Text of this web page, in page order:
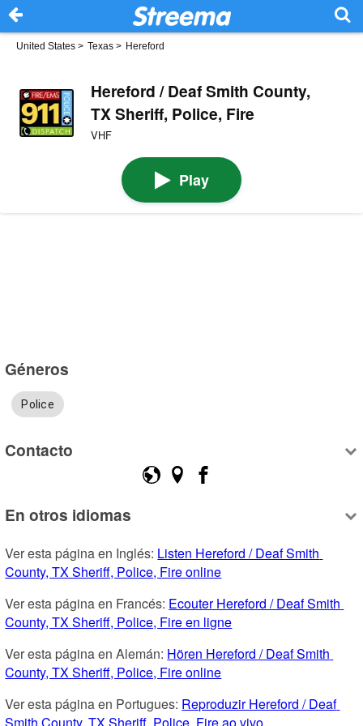
United States > Texas > Hereford
Hereford / Deaf Smith County,
TX Sheriff, Police, Fire
VHF
Play
Géneros
Police
Contacto
En otros idiomas
Ver esta página en Inglés: Listen Hereford / Deaf Smith
County, TX Sheriff, Police, Fire online
Ver esta página en Francés: Ecouter Hereford / Deaf Smith
County, TX Sheriff, Police, Fire en ligne
Ver esta página en Alemán: Hören Hereford / Deaf Smith
County, TX Sheriff, Police, Fire online
Ver esta página en Portugues: Reproduzir Hereford / Deaf
Smith County, TX Sheriff, Police, Fire ao vivo